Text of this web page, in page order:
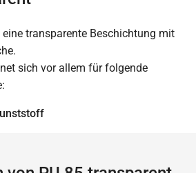
transparente Beschichtung mit
sich vor allem für folgende